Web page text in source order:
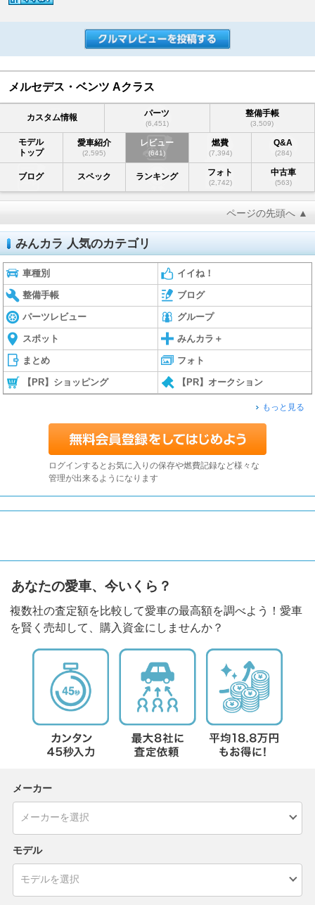
メルセデス・ベンツ Aクラス
カスタム情報 パーツ
(6,451)
整備手帳
(3,509)
モデル
トップ
愛車紹介
(2,595)
レビュー
(641)
燃費
(7,394)
Q&A
(284)
ブログ スペック ランキング フォト
(2,742)
中古車
(563)
ページの先頭へ ▲
みんカラ 人気のカテゴリ
車種別 イイね！
整備手帳 ブログ
パーツレビュー グループ
スポット みんカラ＋
まとめ フォト
【PR】ショッピング 【PR】オークション
もっと見る
ログインするとお気に入りの保存や燃費記録など様々な
管理が出来るようになります
あなたの愛車、今いくら？
複数社の査定額を比較して愛車の最高額を調べよう！愛車
を賢く売却して、購入資金にしませんか？
メーカー
モデル